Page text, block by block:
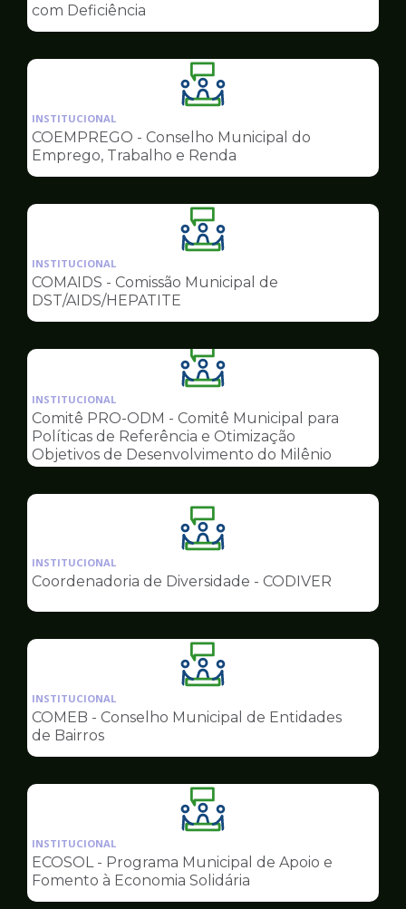
Conselhos
com Deficiência
Ilustração
da
pagina
de
Conselhos
INSTITUCIONAL
COEMPREGO - Conselho Municipal do
Emprego, Trabalho e Renda
Ilustração
da
pagina
Conselhos
INSTITUCIONAL
COMAIDS - Comissão Municipal de
DST/AIDS/HEPATITE
Ilustração
da
pagina
de
Conselhos
INSTITUCIONAL
Comitê PRO-ODM - Comitê Municipal para
Políticas de Referência e Otimização
Objetivos de Desenvolvimento do Milênio
Ilustração
da
pagina
Conselhos
INSTITUCIONAL
Coordenadoria de Diversidade - CODIVER
Ilustração
da
pagina
Conselhos
INSTITUCIONAL
COMEB - Conselho Municipal de Entidades
de Bairros
Ilustração
da
pagina
de
Conselhos
INSTITUCIONAL
ECOSOL - Programa Municipal de Apoio e
Fomento à Economia Solidária